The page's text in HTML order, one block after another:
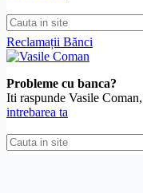
Cauta
in
site
Reclamații Bănci
Probleme cu banca?
Iti raspunde Vasile
intrebarea ta
Cauta
in